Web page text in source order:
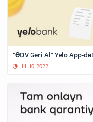
“ƏDV Geri Al” Yelo App-də!
11-10-2022